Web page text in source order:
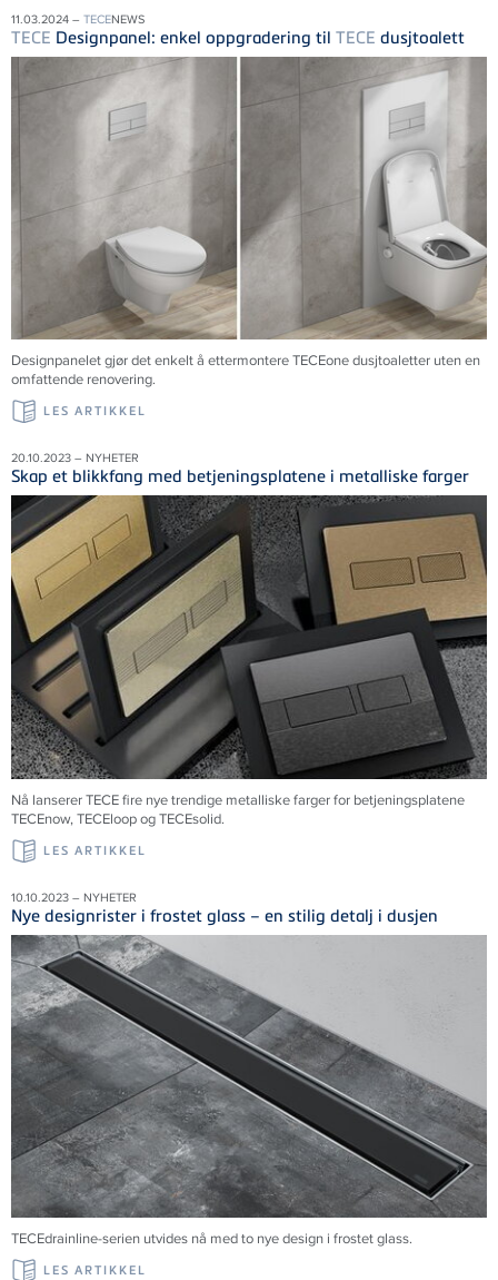
11.03.2024 – TECENEWS
TECE Designpanel: enkel oppgradering til TECE dusjtoalett
Designpanelet gjør det enkelt å ettermontere TECEone dusjtoaletter uten en
omfattende renovering.
LES ARTIKKEL
20.10.2023 – NYHETER
Skap et blikkfang med betjeningsplatene i metalliske farger
Nå lanserer TECE fire nye trendige metalliske farger for betjeningsplatene
TECEnow, TECEloop og TECEsolid.
LES ARTIKKEL
10.10.2023 – NYHETER
Nye designrister i frostet glass – en stilig detalj i dusjen
TECEdrainline-serien utvides nå med to nye design i frostet glass.
LES ARTIKKEL